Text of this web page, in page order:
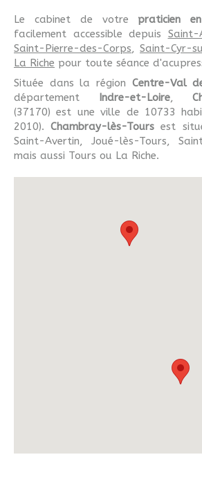
Le cabinet de votre praticien
facilement accessible depuis Saint-
Saint-Pierre-des-Corps, Saint-Cyr-
La Riche pour toute séance
Située dans la région Centre-Val
département
Indre-et-Loire,
(37170) est une ville de 10733
2010).Chambray-lès-Tours est
Saint-Avertin, Joué-lès-Tours,
mais aussi Tours ou La Riche.